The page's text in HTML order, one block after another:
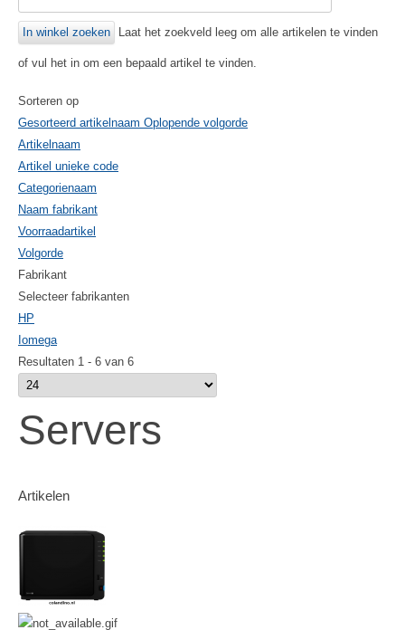
Laat het zoekveld leeg om alle artikelen te vinden
of vul het in om een bepaald artikel te vinden.
Sorteren op
Gesorteerd artikelnaam Oplopende volgorde
Artikelnaam
Artikel unieke code
Categorienaam
Naam fabrikant
Voorraadartikel
Volgorde
Fabrikant
Selecteer fabrikanten
HP
Iomega
Resultaten 1 - 6 van 6
Servers
Artikelen